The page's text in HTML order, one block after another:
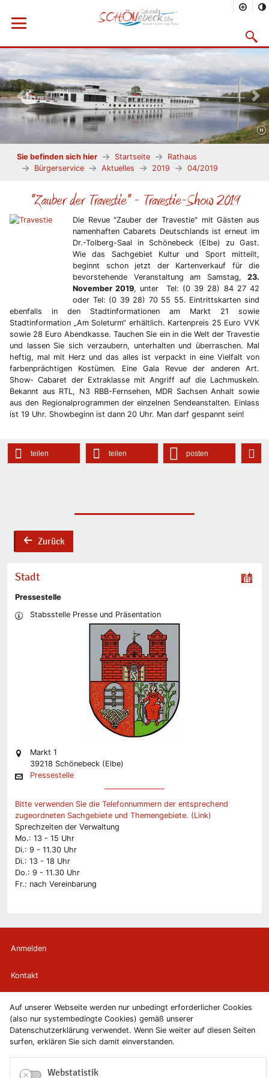
Auf unserer Webseite werden nur unbedingt erforderlicher Cookies
(also nur systembedingte Cookies) gemäß unserer
Datenschutzerklärung verwendet. Wenn Sie weiter auf diesen Seiten
surfen, erklären Sie sich damit einverstanden.
Webstatistik
Menü öffnen
Vorheriges Bild
Sie befinden sich hier Startseite
Rathaus
Bürgerservice
Aktuelles 2019 04/2019
"Zauber der Travestie" - Travestie-Show 2019
Die Revue "Zauber der Travestie" mit Gästen aus
namenhaften Cabarets Deutschlands ist erneut im
Dr.-Tolberg-Saal in Schönebeck (Elbe) zu Gast.
Wie das Sachgebiet Kultur und Sport mitteilt,
beginnt schon jetzt der Kartenverkauf für die
bevorstehende Veranstaltung am Samstag, 23.
November 2019, unter Tel: (0 39 28) 84 27 42
oder Tel: (0 39 28) 70 55 55. Eintrittskarten sind
ebenfalls in den Stadtinformationen am Markt 21 sowie
Stadtinformation „Am Soleturm“ erhältlich. Kartenpreis 25 Euro VVK
sowie 28 Euro Abendkasse. Tauchen Sie ein in die Welt der Travestie
und lassen Sie sich verzaubern, unterhalten und überraschen. Mal
heftig, mal mit Herz und das alles ist verpackt in eine Vielfalt von
farbenprächtigen Kostümen. Eine Gala Revue der anderen Art.
Show- Cabaret der Extraklasse mit Angriff auf die Lachmuskeln.
Bekannt aus RTL, N3 RBB-Fernsehen, MDR Sachsen Anhalt sowie
aus den Regionalprogrammen der einzelnen Sendeanstalten. Einlass
ist 19 Uhr. Showbeginn ist dann 20 Uhr. Man darf gespannt sein!
teilen teilen posten
backZurück
Stadt
Pressestelle
Stabsstelle Presse und Präsentation
Markt 1
39218 Schönebeck (Elbe)
Pressestelle
Bitte verwenden Sie die Telefonnummern der entsprechend
zugeordneten Sachgebiete und Themengebiete. (Link)
Sprechzeiten der Verwaltung
Mo.: 13 - 15 Uhr
Di.: 9 - 11.30 Uhr
Di.: 13 - 18 Uhr
Do.: 9 - 11.30 Uhr
Fr.: nach Vereinbarung
Anmelden
Kontakt
Newsletter
Newsletterabmeldung
Impressum